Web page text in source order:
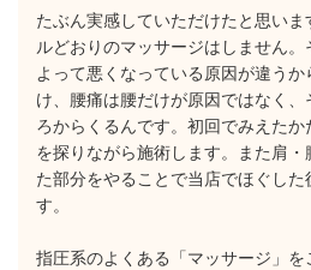
たぶん実感していただけたと思い
ルどおりのマッサージはしません
よって悪くなっている原因が違う
け、腰痛は腰だけが原因ではなく、
ろからくるんです。初回でみえた
を探りながら施術します。また肩
た部分をやることで当店でほぐした
す。
指圧系のよくある「マッサージ」を